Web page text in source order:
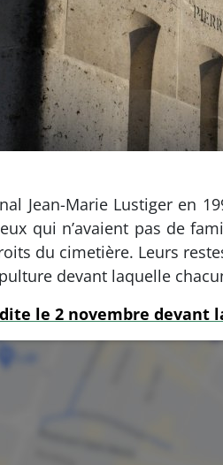
Jean-Marie Lustiger en
qui n’avaient pas de
du cimetière. Leurs
devant laquelle
le 2 novembre devant